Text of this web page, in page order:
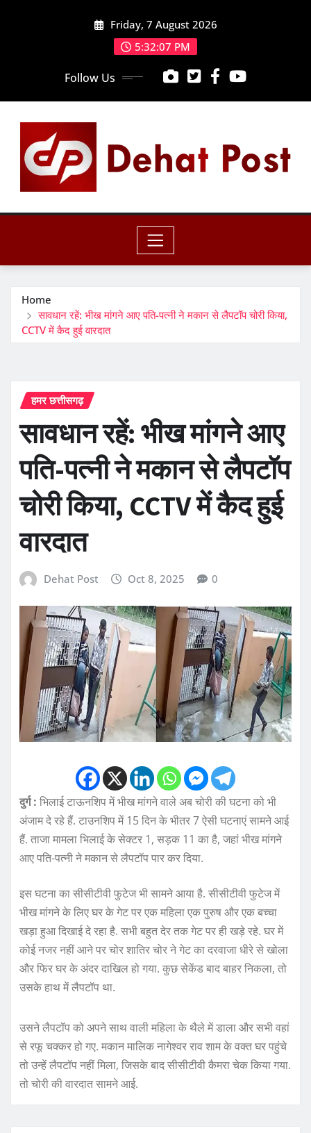
Friday, 7 August 2026
5:32:08 PM
Follow Us
Home
सावधान रहें: भीख मांगने आए पति-पत्नी ने मकान से लैपटॉप चोरी किया,
CCTV में कैद हुई वारदात
हमर छत्तीसगढ़
सावधान रहें: भीख मांगने आए
पति-पत्नी ने मकान से लैपटॉप
चोरी किया, CCTV में कैद हुई
वारदात
Dehat Post Oct 8, 2025 0
दुर्ग : भिलाई टाऊनशिप में भीख मांगने वाले अब चोरी की घटना को भी
अंजाम दे रहे हैं. टाउनशिप में 15 दिन के भीतर 7 ऐसी घटनाएं सामने आई
हैं. ताजा मामला भिलाई के सेक्टर 1, सड़क 11 का है, जहां भीख मांगने
आए पति-पत्नी ने मकान से लैपटॉप पार कर दिया.
इस घटना का सीसीटीवी फुटेज भी सामने आया है. सीसीटीवी फुटेज में
भीख मांगने के लिए घर के गेट पर एक महिला एक पुरुष और एक बच्चा
खड़ा हुआ दिखाई दे रहा है. सभी बहुत देर तक गेट पर ही खड़े रहे. घर में
कोई नजर नहीं आने पर चोर शातिर चोर ने गेट का दरवाजा धीरे से खोला
और फिर घर के अंदर दाखिल हो गया. कुछ सेकेंड बाद बाहर निकला, तो
उसके हाथ में लैपटॉप था.
उसने लैपटॉप को अपने साथ वाली महिला के थैले में डाला और सभी वहां
से रफू चक्कर हो गए. मकान मालिक नागेश्वर राव शाम के वक्त घर पहुंचे
तो उन्हें लैपटॉप नहीं मिला, जिसके बाद सीसीटीवी कैमरा चेक किया गया.
तो चोरी की वारदात सामने आई.